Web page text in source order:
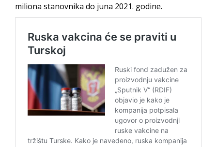
miliona stanovnika do juna 2021. godine.